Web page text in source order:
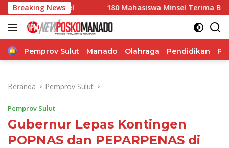
Langsung
ke
konten
Breaking News180 Mahasiswa Minsel Terima Bantuan
Home
Pemprov Sulut Manado Olahraga Pendidikan
Beranda Pemprov Sulut
Pemprov Sulut
Gubernur Lepas Kontingen
POPNAS dan PEPARPENAS di